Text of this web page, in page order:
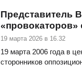
Представитель
«провокаторов»
19 марта 2026 в 16.32
19 марта 2006 года в
сторонников